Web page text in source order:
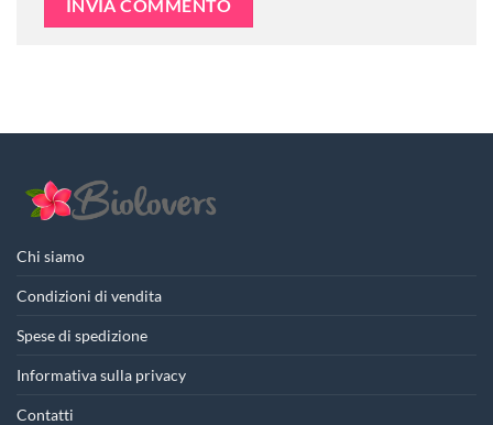
Chi siamo
Condizioni di vendita
Spese di spedizione
Informativa sulla privacy
Contatti